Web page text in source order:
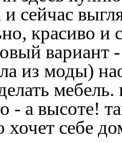
и сейчас
красиво и
вариант -
из моды)
- а высоте!
хочет себе